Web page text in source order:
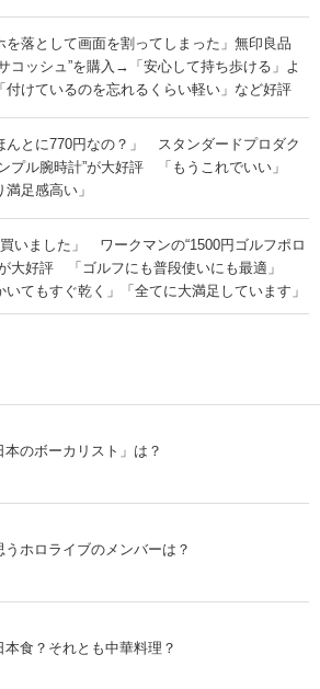
を落として画面を割ってしまった」無印良品
コッシュ”を購入→「安心して持ち歩ける」よ
けているのを忘れるくらい軽い」など好評
んとに770円なの？」 スタンダードプロダク
プル腕時計”が大好評 「もうこれでいい」
満足感高い」
買いました」 ワークマンの“1500円ゴルフポロ
大好評 「ゴルフにも普段使いにも最適」
いてもすぐ乾く」「全てに大満足しています」
のボーカリスト」は？
ホロライブのメンバーは？
本食？それとも中華料理？